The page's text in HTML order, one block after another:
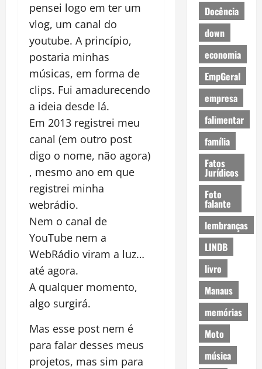
pensei logo em ter um
vlog, um canal do
youtube. A princípio,
postaria minhas
músicas, em forma de
clips. Fui amadurecendo
a ideia desde lá.
Em 2013 registrei meu
canal (em outro post
digo o nome, não agora)
, mesmo ano em que
registrei minha
webrádio.
Nem o canal de
YouTube nem a
WebRádio viram a luz…
até agora.
A qualquer momento,
algo surgirá.
Mas esse post nem é
para falar desses meus
projetos, mas sim para
Docência
down
economia
EmpGeral
empresa
falimentar
família
Fatos
Jurídicos
Foto
falante
lembranças
LINDB
livro
Manaus
memórias
Moto
música